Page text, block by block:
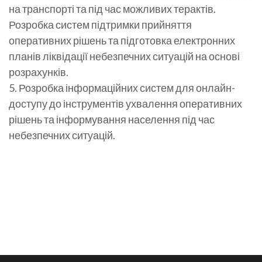
на транспорті та під час можливих терактів.
Розробка систем підтримки прийняття
оперативних рішень та підготовка електронних
планів ліквідації небезпечних ситуацій на основі
розрахунків.
5. Розробка інформаційних систем для онлайн-
доступу до інструментів ухвалення оперативних
рішень та інформування населення під час
небезпечних ситуацій.